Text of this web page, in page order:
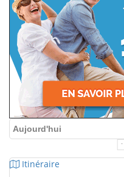
Aujourd'hui
Itinéraire